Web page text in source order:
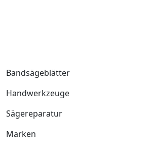
Bandsägeblätter
Handwerkzeuge
Sägereparatur
Marken